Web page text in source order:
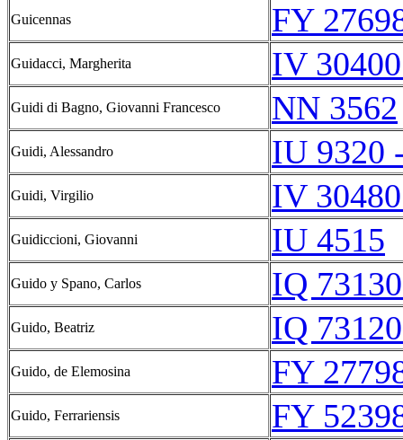
Guicennas FY
Guidacci, Margherita IV
Guidi di Bagno, Giovanni Francesco NN 3562
Guidi, Alessandro IU 9320
Guidi, Virgilio IV
Guidiccioni, Giovanni IU 4515
Guido y Spano, Carlos IQ
Guido, Beatriz IQ
Guido, de Elemosina FY
Guido, Ferrariensis FY